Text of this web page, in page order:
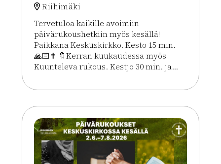
Riihimäki
Tervetuloa kaikille avoimiin
päivärukoushetkiin myös kesällä!
Paikkana Keskuskirkko. Kesto 15 min.
🙏🏻✝️ 🔖Kerran kuukaudessa myös
Kuunteleva rukous. Kestjo 30 min. ja...
Lue lisää tapahtumasta Kesän rukoushetket